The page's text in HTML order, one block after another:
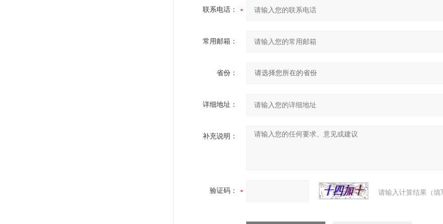
联系电话：
常用邮箱：
省份：
详细地址：
补充说明：
验证码： 请输入计算结果（